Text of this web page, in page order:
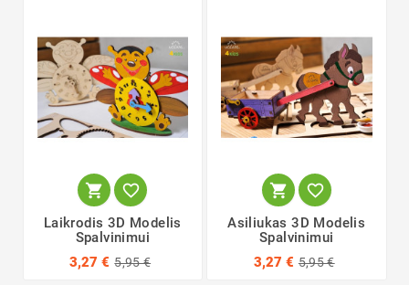
 
Laikrodis 3D Modelis
Spalvinimui
3,27 € 5,95 €
 
Asiliukas 3D Modelis
Spalvinimui
3,27 € 5,95 €